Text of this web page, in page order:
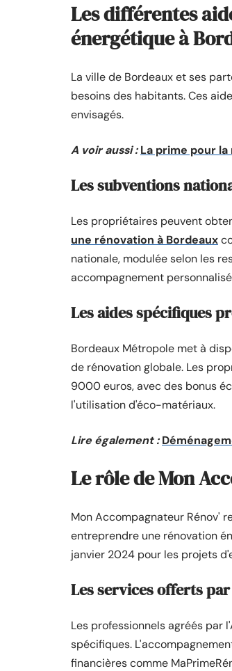
Les différentes
énergétique à
La ville de Bordeaux et ses
besoins des habitants. Ces
envisagés.
A voir aussi : La prime pour
Les subventions
Les propriétaires peuvent
une rénovation à Bordeaux
nationale, modulée selon les
accompagnement
Les aides spécifiques
Bordeaux Métropole met à
de rénovation globale. Les
9000 euros, avec des bonus
l'utilisation d'éco-matériaux.
Lire également :
Le rôle de Mon
Mon Accompagnateur Rénov'
entreprendre une rénovation
janvier 2024 pour les projets
Les services offerts
Les professionnels agréés par
spécifiques.
financières comme